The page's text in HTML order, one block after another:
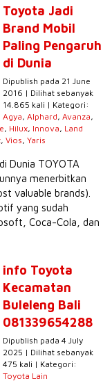
Toyota Jadi
Brand Mobil
Paling Pengaruh
di Dunia
Dipublish pada 21 June
2016 | Dilihat sebanyak
14.865 kali | Kategori:
Agya, Alphard, Avanza,
, Hilux, Innova, Land
, Vios, Yaris
Dunia TOYOTA
menerbitkan
valuable brands).
yang sudah
Coca-Cola, dan
info Toyota
Kecamatan
Buleleng Bali
081339654288
Dipublish pada 4 July
2025 | Dilihat sebanyak
475 kali | Kategori:
Toyota Lain